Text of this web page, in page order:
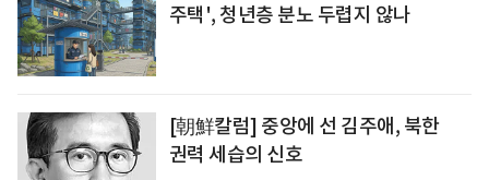
주택', 청년층 분노 두렵지 않나
[朝鮮칼럼] 중앙에 선 김주애, 북한
권력 세습의 신호